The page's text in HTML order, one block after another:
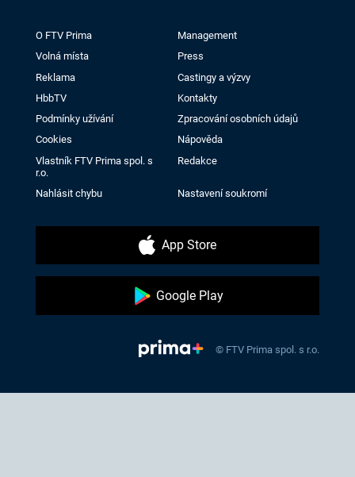
O FTV Prima
Management
Volná místa
Press
Reklama
Castingy a výzvy
HbbTV
Kontakty
Podmínky užívání
Zpracování osobních údajů
Cookies
Nápověda
Vlastník FTV Prima spol. s
r.o.
Redakce
Nahlásit chybu Nastavení soukromí
App Store
Google Play
© FTV Prima spol. s r.o.